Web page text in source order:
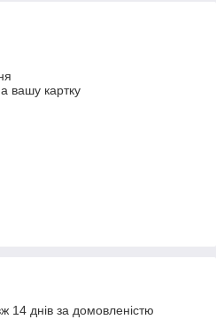
вашу картку
14 днів за домовленістю